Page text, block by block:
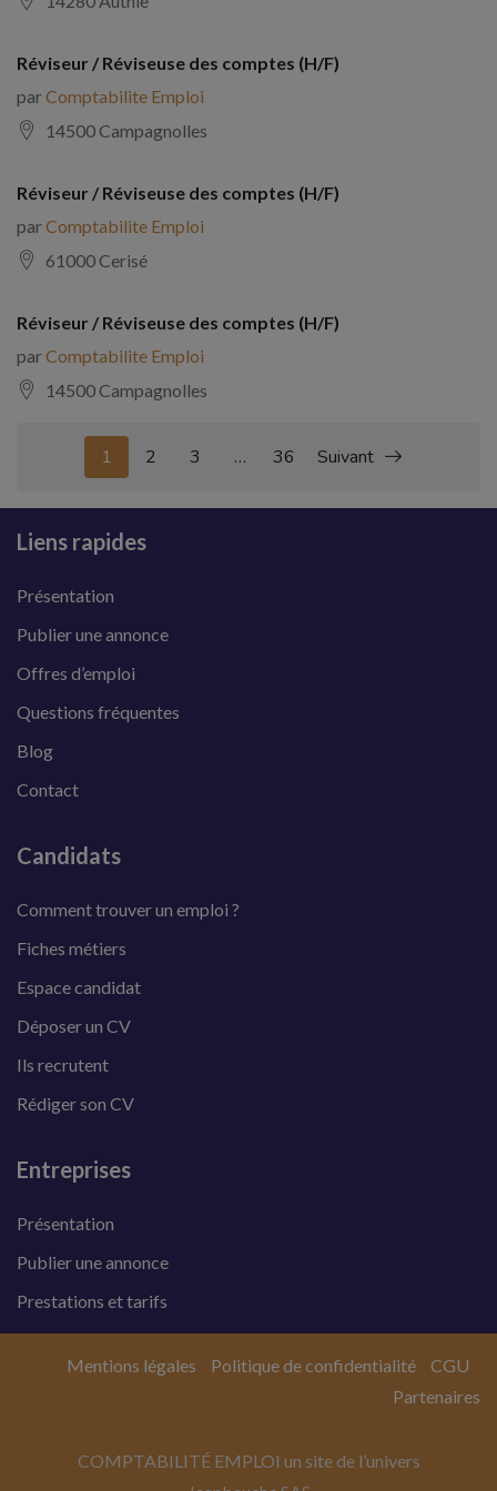
Réviseur / Réviseuse des comptes (H/F)
parComptabilite Emploi
14500 Campagnolles
Réviseur / Réviseuse des comptes (H/F)
parComptabilite Emploi
61000 Cerisé
Réviseur / Réviseuse des comptes (H/F)
parComptabilite Emploi
14500 Campagnolles
1 2 3 … 36 Suivant
Liens rapides
Présentation
Publier une annonce
Offres d’emploi
Questions fréquentes
Blog
Contact
Candidats
Comment trouver un emploi ?
Fiches métiers
Espace candidat
Déposer un CV
Ils recrutent
Rédiger son CV
Entreprises
Présentation
Publier une annonce
Prestations et tarifs
COMPTABILITÉ EMPLOI un site de l’univers
Mentions légales Politique de confidentialité
CGU
Partenaires